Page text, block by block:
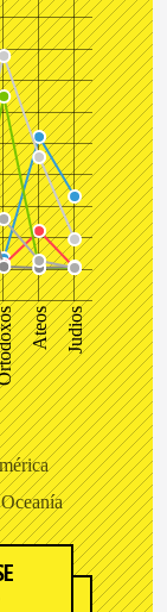
Ateos Judios
Oceanía